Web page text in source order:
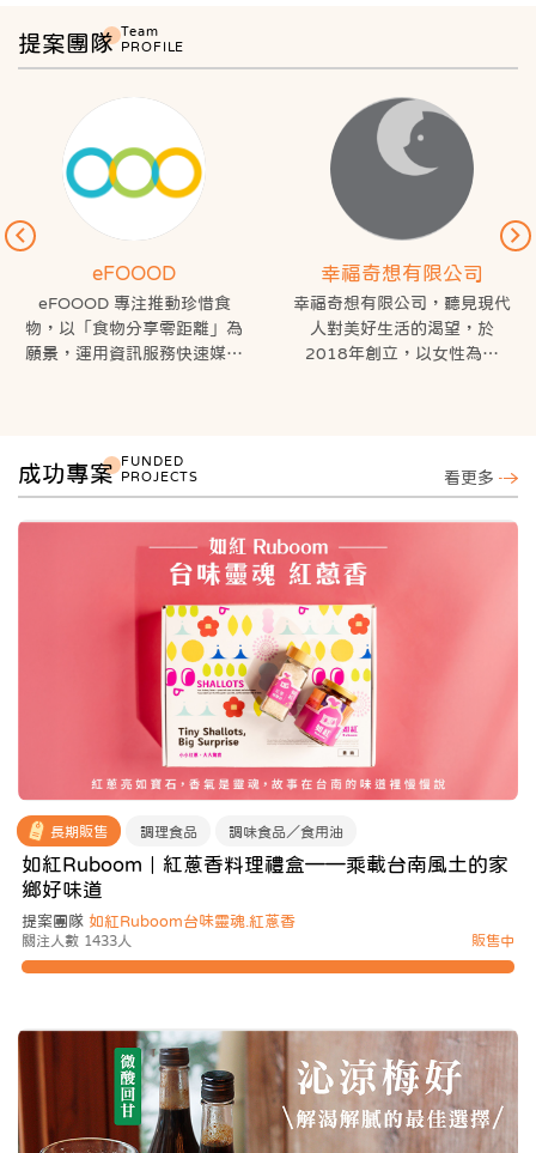
提案團隊Team
PROFILE
eFOOOD
eFOOOD 專注推動珍惜食
物，以「食物分享零距離」為
願景，運用資訊服務快速媒合
務，包括：
1. 食物分享地圖：媒合食物捐
優惠價銷售或捐贈打烊前餐
點，惜食環保減少浪費。
3. 惜食桌遊《我吃完了！》：
透過遊戲機制，設計惜食教
材，推動惜食教育，啟發孩子
了解惜食的重要！
eFOOOD 以各種不同面向推
廣惜食享食捐食，推動社會的
「膳循環」。
幸福奇想有限公司
幸福奇想有限公司，聽見現代
人對美好生活的渴望，於
2018年創立，以女性為出
在求新求變的競爭市場中，幸
與永續經營，創立至今每一研
發產品，始終展現市場上無可
取代堅品牌實力。
堅持，是為了追求極致。幸福
奇想嚴選安心安全代工廠，商
品上市前透過無數次打樣迭
代，選用真實具有功效的原
料，只為了提供消費者最純粹
的商品體驗。
成功專案FUNDED
PROJECTS
看更多
長期販售 調理食品 調味食品／食用油
如紅Ruboom｜紅蔥香料理禮盒——乘載台南風土的家
鄉好味道
提案團隊 如紅Ruboom台味靈魂.紅蔥香
關注人數 1433人 販售中